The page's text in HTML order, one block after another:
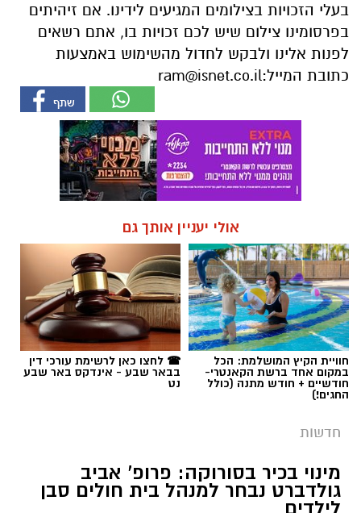
בעלי הזכויות בצילומים המגיעים לידינו. אם זיהיתים
בפרסומינו צילום שיש לכם זכויות בו, אתם רשאים
לפנות אלינו ולבקש לחדול מהשימוש באמצעות
כתובת המייל:ram@isnet.co.il
אולי יעניין אותך גם
חוויית הקיץ המושלמת: הכל
במקום אחד ברשת הקאנטרי-
חודשיים + חודש מתנה (כולל
החגים!)
☎ לחצו כאן לרשימת עורכי דין
בבאר שבע - אינדקס באר שבע
נט
חדשות
מינוי בכיר בסורוקה: פרופ' אביב
גולדברט נבחר למנהל בית חולים סבן
לילדים